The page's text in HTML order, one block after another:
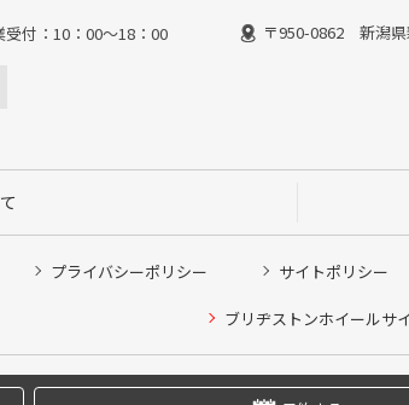
付：10：00～18：00 〒950-0862 新潟県
プライバシーポリシー サイトポリシー
ブリヂストンホイールサ
Copyright © 2024 Bridgestone Retail Co.,Ltd. All
他ピット作業の予約
希望のクローク契約会員の方はこちらを選択ください
方はご利用いただけません